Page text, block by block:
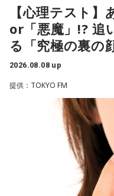
とがあると切り出し、「
ビ、（芸歴18年目の）
るのは、最近の後輩は挨
と暴露します。
有吉自身は、今では後輩
いため分からないと前置
っていたから……その辺
と質問します。
これに対して、カミム
のは、1～2年目の芸人
ん、その子たちは本当
い。有吉が「なんでな
なことを言うのもあれ
【心理テスト】
or「悪魔」!? 追
る「究極の裏の
2026.08.08 up
提供：TOKYO FM